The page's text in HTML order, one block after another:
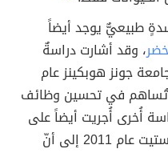
طبيعيٌّ يوجد أيضاً
، وقد أشارت دراسةٌ
جونز هوبكينز عام
تُساهم في تحسين وظائف
أُخرى أُجريت أيضاً على
الحيوانات في جامعة وين ستيت عام 2011 إلى أنّ